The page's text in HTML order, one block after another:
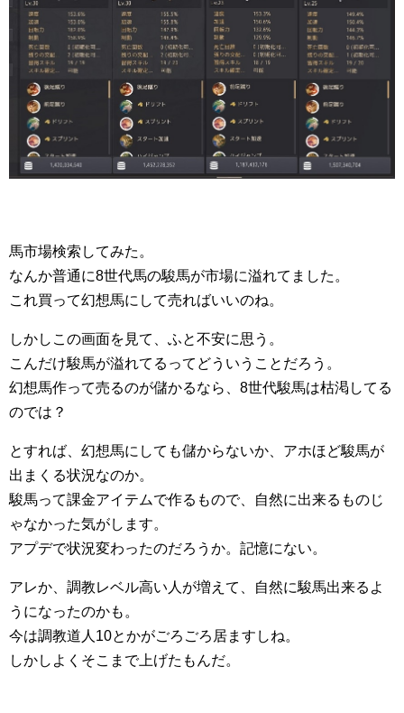
馬市場検索してみた。
なんか普通に8世代馬の駿馬が市場に溢れてました。
これ買って幻想馬にして売ればいいのね。
しかしこの画面を見て、ふと不安に思う。
こんだけ駿馬が溢れてるってどういうことだろう。
幻想馬作って売るのが儲かるなら、8世代駿馬は枯渇してる
のでは？
とすれば、幻想馬にしても儲からないか、アホほど駿馬が
出まくる状況なのか。
駿馬って課金アイテムで作るもので、自然に出来るものじ
ゃなかった気がします。
アプデで状況変わったのだろうか。記憶にない。
アレか、調教レベル高い人が増えて、自然に駿馬出来るよ
うになったのかも。
今は調教道人10とかがごろごろ居ますしね。
しかしよくそこまで上げたもんだ。